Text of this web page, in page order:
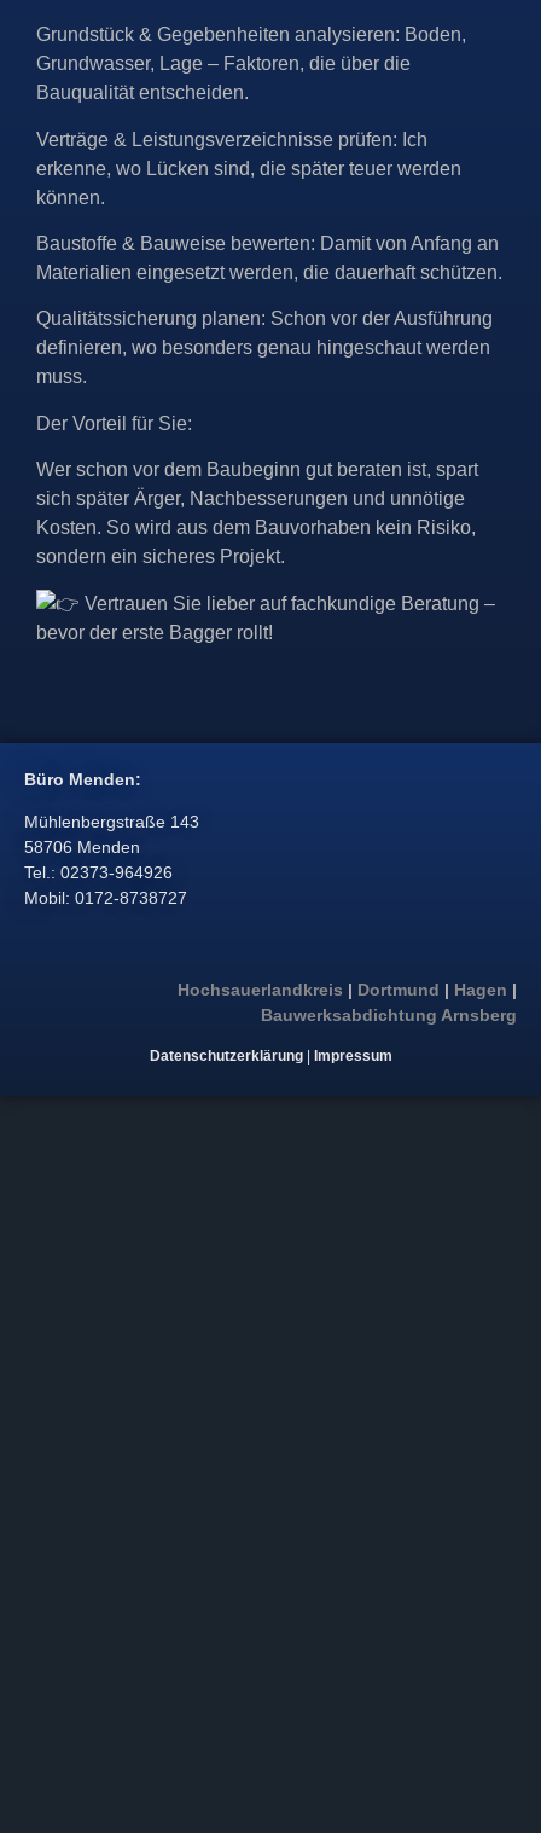
Grundstück & Gegebenheiten analysieren: Boden,
Grundwasser, Lage – Faktoren, die über die
Bauqualität entscheiden.
Verträge & Leistungsverzeichnisse prüfen: Ich
erkenne, wo Lücken sind, die später teuer werden
können.
Baustoffe & Bauweise bewerten: Damit von Anfang an
Materialien eingesetzt werden, die dauerhaft schützen.
Qualitätssicherung planen: Schon vor der Ausführung
definieren, wo besonders genau hingeschaut werden
muss.
Der Vorteil für Sie:
Wer schon vor dem Baubeginn gut beraten ist, spart
sich später Ärger, Nachbesserungen und unnötige
Kosten. So wird aus dem Bauvorhaben kein Risiko,
sondern ein sicheres Projekt.
Vertrauen Sie lieber auf fachkundige Beratung –
bevor der erste Bagger rollt!
Büro Menden:
Mühlenbergstraße 143
58706 Menden
Tel.: 02373-964926
Mobil: 0172-8738727
Hochsauerlandkreis | Dortmund | Hagen |
Bauwerksabdichtung Arnsberg
Datenschutzerklärung| Impressum